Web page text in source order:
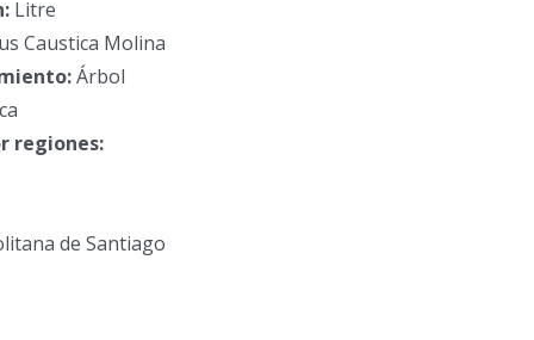
Litre
Caustica Molina
Árbol
regiones:
de Santiago